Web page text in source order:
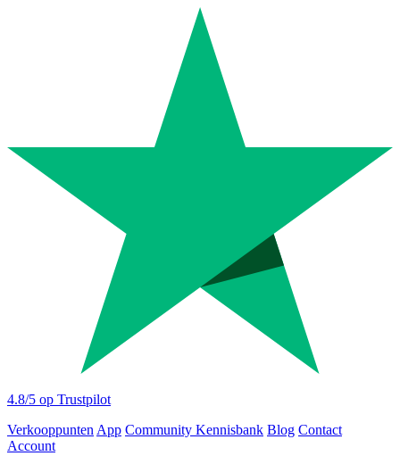
4.8/5 op Trustpilot
Verkooppunten App Community Kennisbank Blog Contact
Account